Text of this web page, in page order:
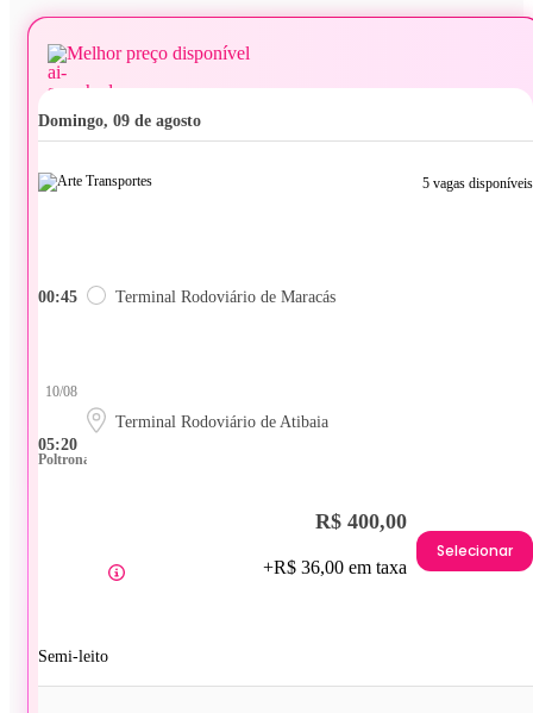
Melhor preço disponível
domingo, 09 de agosto
5 vagas disponíveis
00:45 Terminal Rodoviário de Maracás
05:20
10/08
Terminal Rodoviário de Atibaia
Poltrona
Semi-leito
R$ 400,00
+R$ 36,00 em taxa
Selecionar